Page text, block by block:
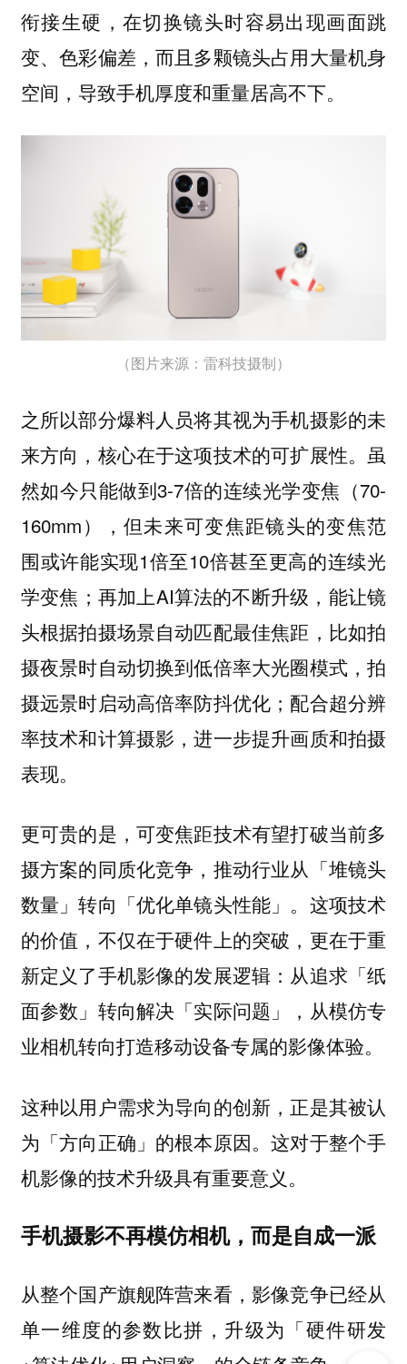
衔接生硬，在切换镜头时容易出现画面跳
变、色彩偏差，而且多颗镜头占用大量机身
空间，导致手机厚度和重量居高不下。
（图片来源：雷科技摄制）
之所以部分爆料人员将其视为手机摄影的未
来方向，核心在于这项技术的可扩展性。虽
然如今只能做到3-7倍的连续光学变焦（70-
160mm），但未来可变焦距镜头的变焦范
围或许能实现1倍至10倍甚至更高的连续光
学变焦；再加上AI算法的不断升级，能让镜
头根据拍摄场景自动匹配最佳焦距，比如拍
摄夜景时自动切换到低倍率大光圈模式，拍
摄远景时启动高倍率防抖优化；配合超分辨
率技术和计算摄影，进一步提升画质和拍摄
表现。
更可贵的是，可变焦距技术有望打破当前多
摄方案的同质化竞争，推动行业从「堆镜头
数量」转向「优化单镜头性能」。 这项技术
的价值，不仅在于硬件上的突破，更在于重
新定义了手机影像的发展逻辑：从追求「纸
面参数」转向解决「实际问题」，从模仿专
业相机转向打造移动设备专属的影像体验。
这种以用户需求为导向的创新，正是其被认
为「方向正确」的根本原因。这对于整个手
机影像的技术升级具有重要意义。
手机摄影不再模仿相机，而是自成一派
从整个国产旗舰阵营来看，影像竞争已经从
单一维度的参数比拼，升级为「硬件研发